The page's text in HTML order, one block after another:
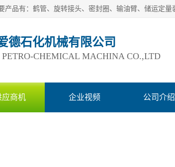
德石化机械有限公司
CHEMICAL MACHINA CO.,LTD
应商机 企业视频 公司介绍